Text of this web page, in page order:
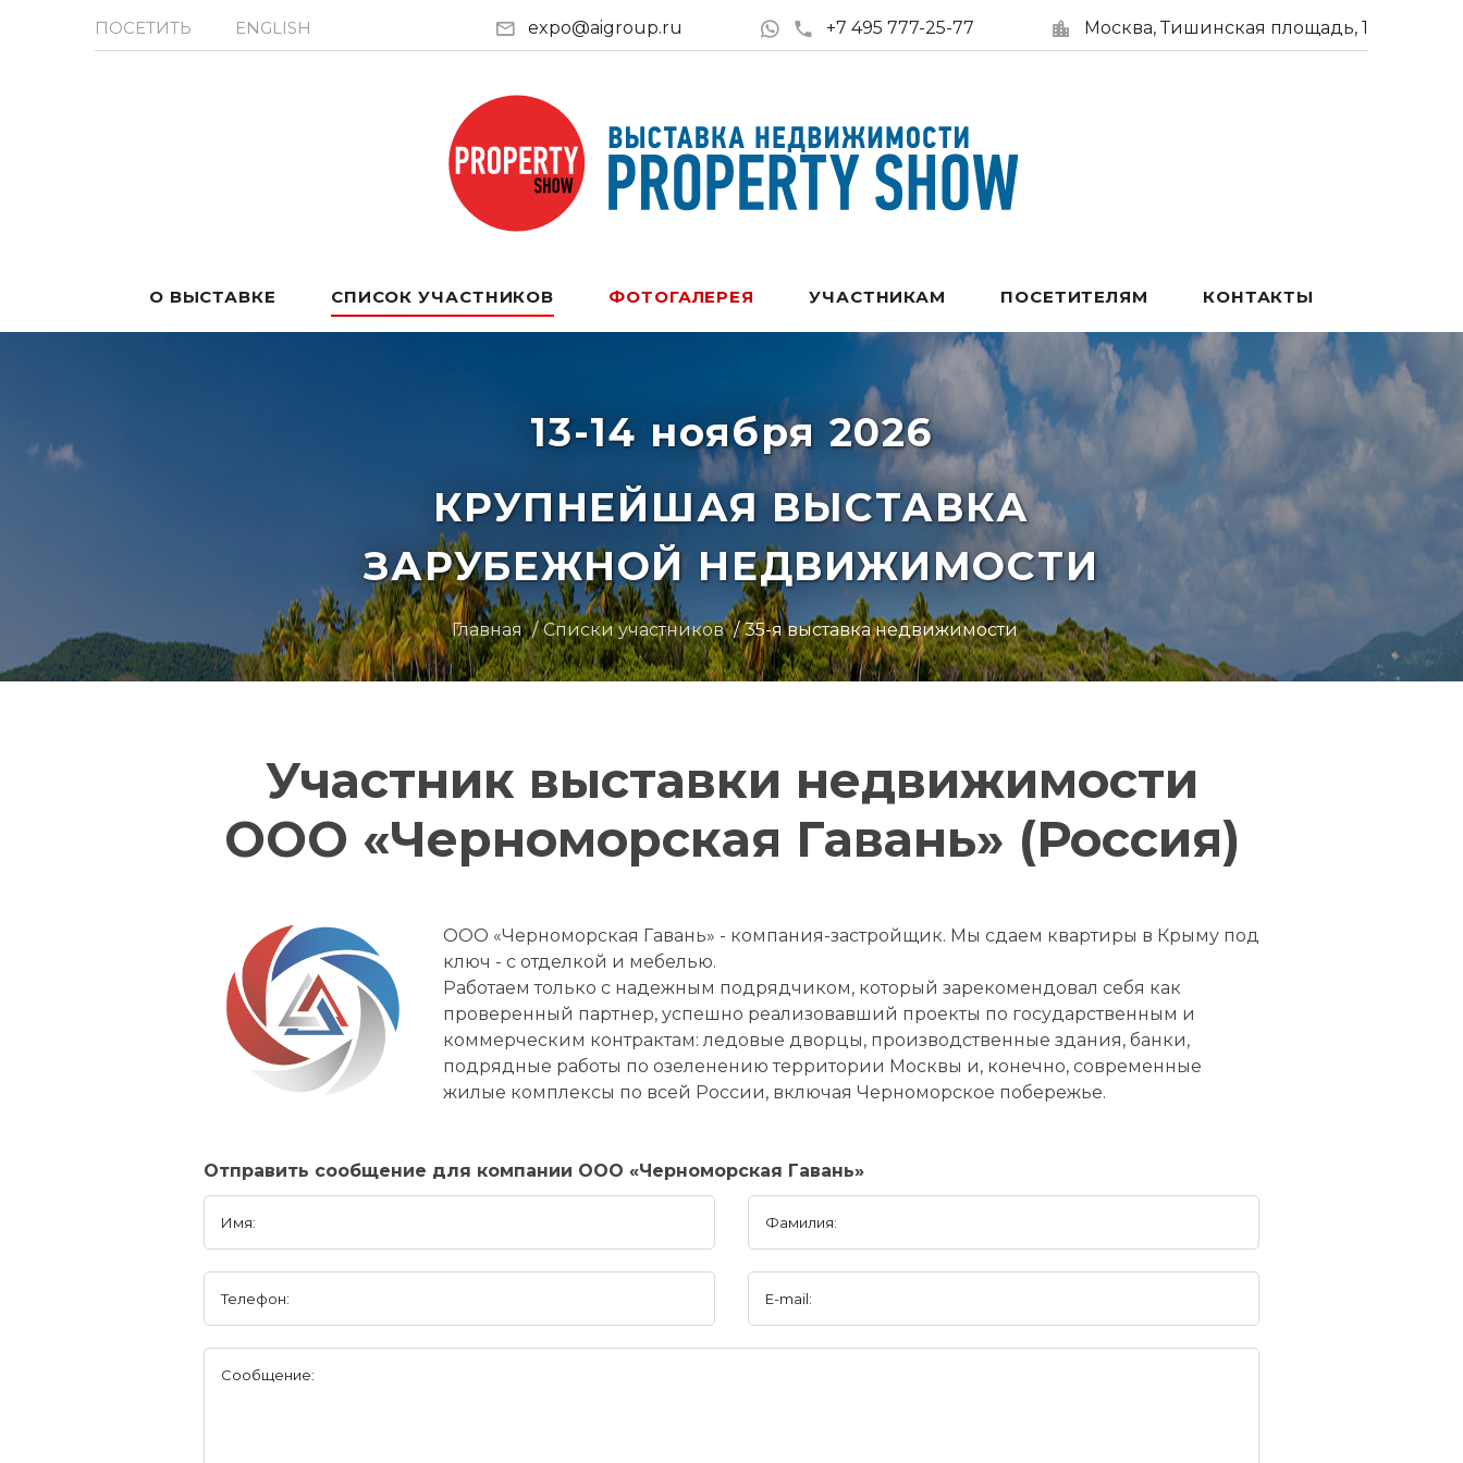
ПОСЕТИТЬ ENGLISH expo@aigroup.ru +7 495 777-25-77 Москва, Тишинская площадь, 1
О ВЫСТАВКЕ СПИСОК УЧАСТНИКОВ ФОТОГАЛЕРЕЯ УЧАСТНИКАМ ПОСЕТИТЕЛЯМ КОНТАКТЫ
13-14 ноября 2026
КРУПНЕЙШАЯ ВЫСТАВКА
ЗАРУБЕЖНОЙ НЕДВИЖИМОСТИ
Главная Списки участников 35-я выставка недвижимости
Участник выставки недвижимости
ООО «Черноморская Гавань» (Россия)
ООО «Черноморская Гавань» - компания-застройщик. Мы сдаем квартиры в Крыму под
ключ - с отделкой и мебелью.
Работаем только с надежным подрядчиком, который зарекомендовал себя как
проверенный партнер, успешно реализовавший проекты по государственным и
коммерческим контрактам: ледовые дворцы, производственные здания, банки,
подрядные работы по озеленению территории Москвы и, конечно, современные
жилые комплексы по всей России, включая Черноморское побережье.
Отправить сообщение для компании ООО «Черноморская Гавань»
Имя: Фамилия:
Телефон: E-mail:
Сообщение: